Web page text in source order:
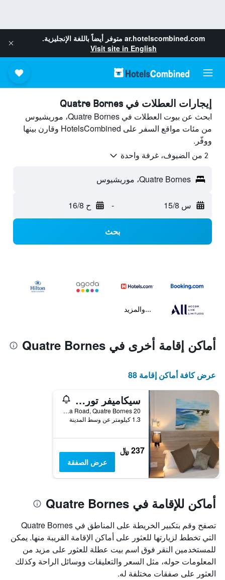
ar.hotelscombined.com متوفر أيضاً باللغة الإنجليزية.
Visit site in English
إيجارات العطلات في Quatre Bornes
ابحث عن بيوت العطلات في Quatre Bornes، موريشيوس
من مئات مواقع السفر على HotelsCombined وقارن بينها
ووفّر.
2 من الضيوف، غرفة واحدة
Quatre Bornes، موريشيوس
س 15/8 - ح 16/8
بحث
...والمزيد
أماكن إقامة أخرى في Quatre Bornes
عرض كافة أماكن إقامة 88
سيكاميفر توريست ريزورت
20 Palma Road, Quatre Bornes, موريشيوس
1.3 كيلومتر عن وسط المدينة
237 ﷼
عرض الصفقة
أماكن للإقامة في Quatre Bornes
تصفح وقم بتكبير الخريطة على المناطق في Quatre Bornes
التي تخطط لزيارتها للعثور على أماكن الإقامة القريبة منها. يمكن
للمستخدمين النقر فوق اسم بيت عطلة للعثور على مزيد من
المعلومات حوله، مثل السعر والتعليقات ووسائل الراحة وكذلك
العثور على صفقات مختلفة له.